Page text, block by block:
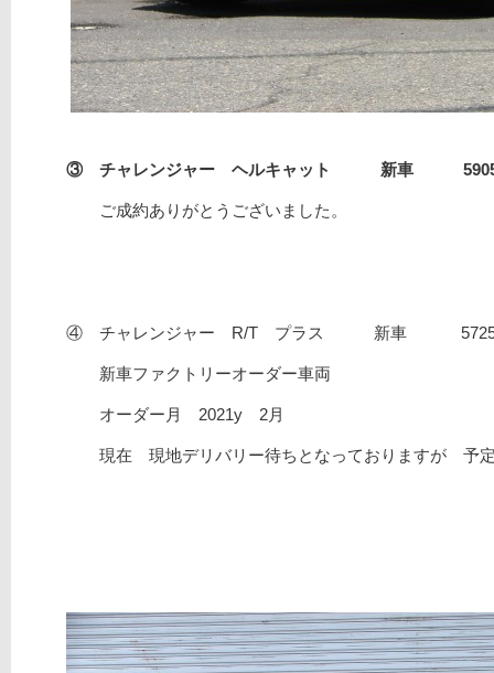
③ チャレンジャー ヘルキャット 新車
ご成約ありがとうございました。
④ チャレンジャー R/T プラス 新車
新車ファクトリーオーダー車両
オーダー月 2021y 2月
現在 現地デリバリー待ちとなっておりますが 予定